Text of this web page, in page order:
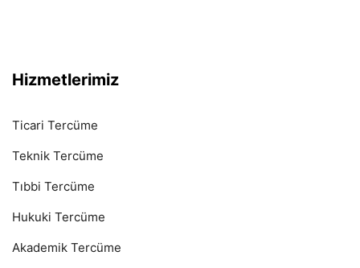
Hizmetlerimiz
Ticari Tercüme
Teknik Tercüme
Tıbbi Tercüme
Hukuki Tercüme
Akademik Tercüme